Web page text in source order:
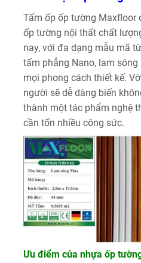
Tấm ốp ốp tường Maxfloor
ốp tường nội thất chất
nay, với đa dạng mẫu mã
tấm phẳng Nano, lam sóng
mọi phong cách thiết kế.
người sẽ dễ dàng biến
thành một tác phẩm nghệ
cần tốn nhiều công sức.
Ưu điểm của nhựa ốp